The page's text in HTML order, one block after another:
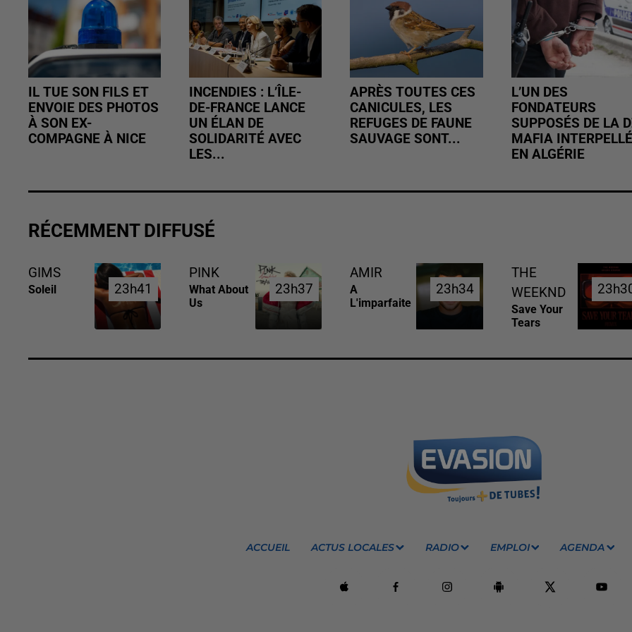
IL TUE SON FILS ET
ENVOIE DES PHOTOS
À SON EX-
COMPAGNE À NICE
INCENDIES : L’ÎLE-
DE-FRANCE LANCE
UN ÉLAN DE
SOLIDARITÉ AVEC
LES...
APRÈS TOUTES CES
CANICULES, LES
REFUGES DE FAUNE
SAUVAGE SONT...
L’UN DES
FONDATEURS
SUPPOSÉS DE LA
MAFIA INTERPELLÉ
EN ALGÉRIE
RÉCEMMENT DIFFUSÉ
GIMS
Soleil 23h41
23h41
PINK
What About
Us
23h37
23h37
AMIR
A
L'imparfaite
23h34
23h34
THE
WEEKND
Save Your
Tears
ACCUEIL ACTUS LOCALES RADIO EMPLOI AGENDA